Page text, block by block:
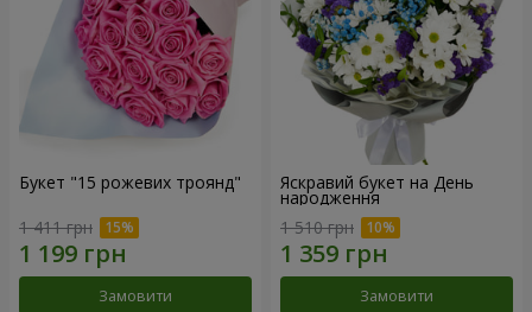
Букет "15 рожевих троянд"
1 411 грн
Замовити
Яскравий букет на День
народження
1 510 грн
Замовити